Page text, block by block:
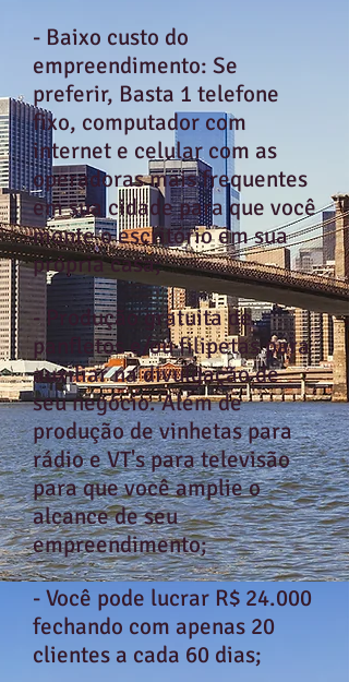
- Baixo custo do
empreendimento: Se
preferir, Basta 1 telefone
fixo, computador com
internet e celular com as
operadoras mais frequentes
em sua cidade para que você
monte o escritório em sua
própria casa;
- Produção gratuita de
panfletos e/ou filipetas para
auxiliar na divulgação de
seu negócio. Além de
produção de vinhetas para
rádio e VT's para televisão
para que você amplie o
alcance de seu
empreendimento;
- Você pode lucrar R$ 24.000
fechando com apenas 20
clientes a cada 60 dias;